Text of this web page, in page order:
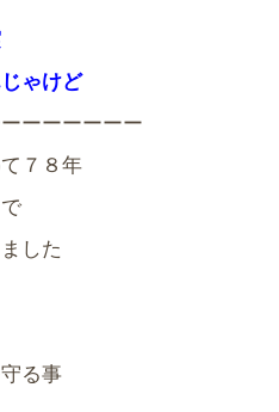
ゃけど
ーーーーーー
７８年
した
る事